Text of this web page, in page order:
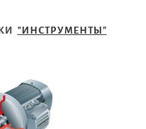
"ИНСТРУМЕНТЫ"